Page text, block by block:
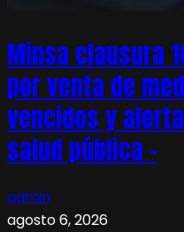
Minsa clausura
por venta de
vencidos y
salud pública –
admin
agosto 6, 2026